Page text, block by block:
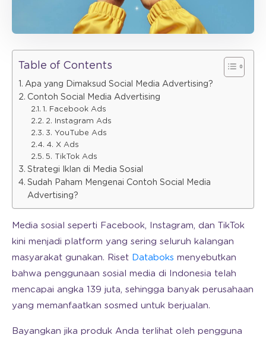
Table of Contents
Apa yang Dimaksud Social Media Advertising?
Contoh Social Media Advertising
1. Facebook Ads
2. Instagram Ads
3. YouTube Ads
4. X Ads
5. TikTok Ads
Strategi Iklan di Media Sosial
Sudah Paham Mengenai Contoh Social Media
Advertising?
Media sosial seperti Facebook, Instagram, dan TikTok
kini menjadi platform yang sering seluruh kalangan
masyarakat gunakan. Riset Databoks menyebutkan
bahwa penggunaan sosial media di Indonesia telah
mencapai angka 139 juta, sehingga banyak perusahaan
yang memanfaatkan sosmed untuk berjualan.
Bayangkan jika produk Anda terlihat oleh pengguna